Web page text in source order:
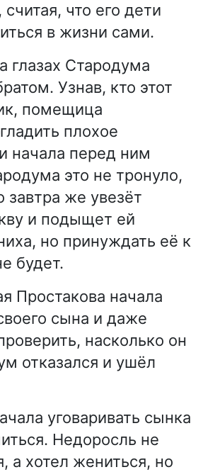
что его дети
в жизни сами.
глазах Стародума
Узнав, кто этот
помещица
плохое
начала перед ним
это не тронуло,
завтра же увезёт
и подыщет ей
но принуждать её к
будет.
Простакова начала
сына и даже
насколько он
отказался и ушёл
уговаривать сынка
Недоросль не
а хотел жениться, но